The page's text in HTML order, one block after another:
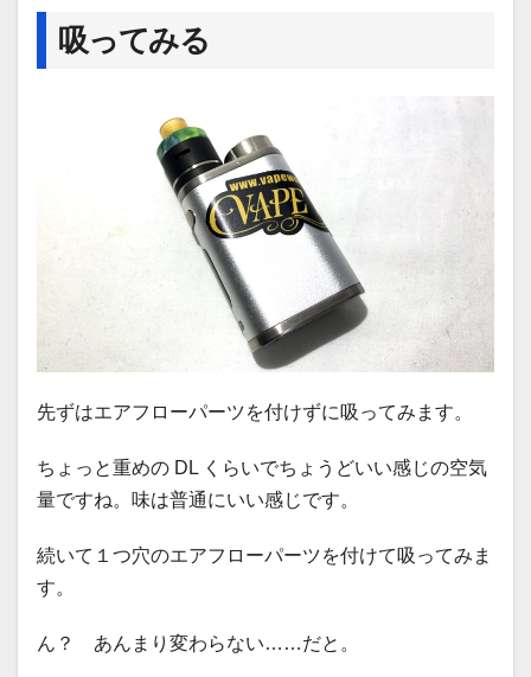
吸ってみる
先ずはエアフローパーツを付けずに吸ってみます。
ちょっと重めの DL くらいでちょうどいい感じの空気
量ですね。味は普通にいい感じです。
続いて１つ穴のエアフローパーツを付けて吸ってみま
す。
ん？ あんまり変わらない……だと。